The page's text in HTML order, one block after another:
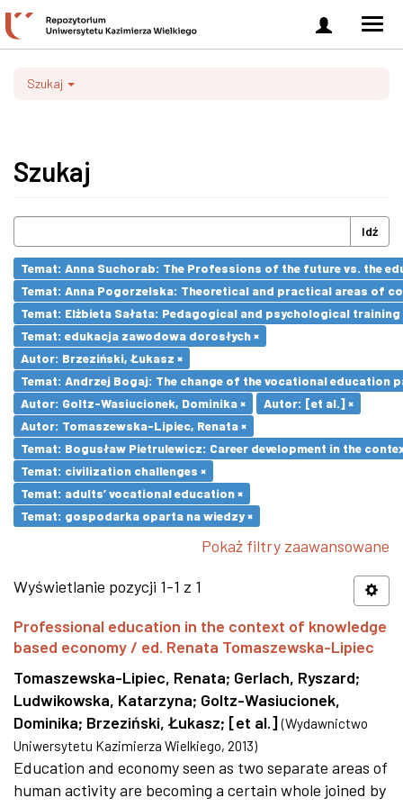
Zaloguj
się
Szukaj
Szukaj
Idź
Temat: Anna Suchorab: The Professions of the future vs. the
Temat: Anna Pogorzelska: Theoretical and practical areas of
Temat: Elżbieta Sałata: Pedagogical and psychological
Temat: edukacja zawodowa dorosłych ×
Autor: Brzeziński, Łukasz ×
Temat: Andrzej Bogaj: The change of the vocational education
Autor: Goltz-Wasiucionek, Dominika ×
Autor: [et al.] ×
Autor: Tomaszewska-Lipiec, Renata ×
Temat: Bogusław Pietrulewicz: Career development in the
Temat: civilization challenges ×
Temat: adults’ vocational education ×
Temat: gospodarka oparta na wiedzy ×
Pokaż filtry zaawansowane
Wyświetlanie pozycji 1-1 z 1
Professional education in the context of knowledge
based economy / ed. Renata Tomaszewska-Lipiec
Tomaszewska-Lipiec, Renata; Gerlach, Ryszard;
Ludwikowska, Katarzyna; Goltz-Wasiucionek,
Dominika; Brzeziński, Łukasz; [et al.] (Wydawnictwo
Uniwersytetu Kazimierza Wielkiego, 2013)
Education and economy seen as two separate areas of
human activity are becoming a certain whole joined by